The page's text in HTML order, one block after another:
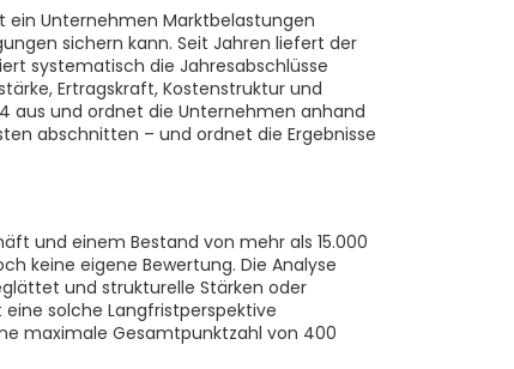
Unternehmen Marktbelastungen
sichern kann. Seit Jahren liefert der
systematisch die Jahresabschlüsse
Ertragskraft, Kostenstruktur und
aus und ordnet die Unternehmen anhand
abschnitten – und ordnet die Ergebnisse
und einem Bestand von mehr als 15.000
keine eigene Bewertung. Die Analyse
und strukturelle Stärken oder
solche Langfristperspektive
maximale Gesamtpunktzahl von 400